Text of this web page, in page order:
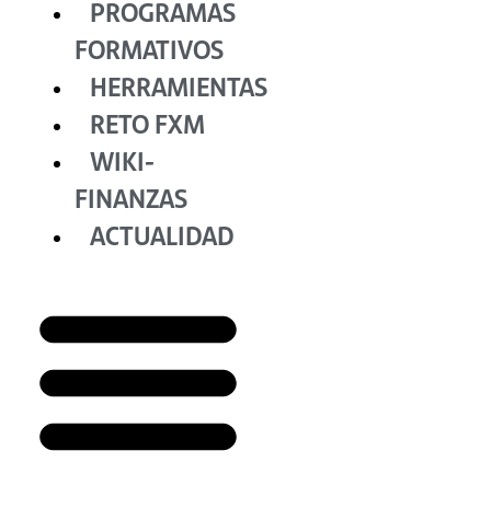
PROGRAMAS
FORMATIVOS
HERRAMIENTAS
RETO FXM
WIKI-
FINANZAS
ACTUALIDAD